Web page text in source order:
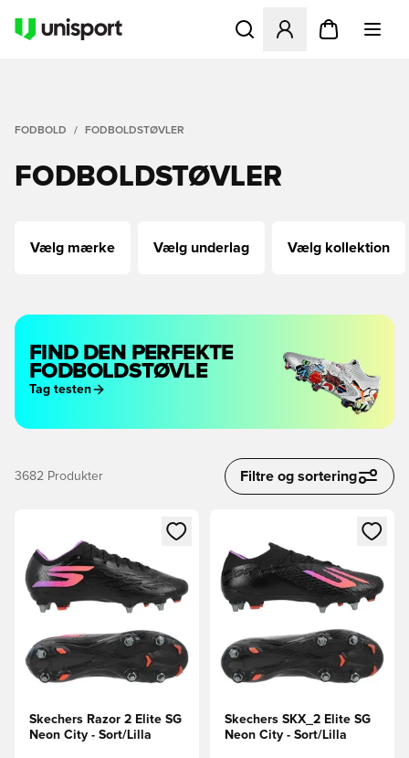
Åbner en Modal til at
FODBOLD FODBOLDSTØVLER
FODBOLDSTØVLER
Vælg mærke Vælg underlag Vælg kollektion
FIND DEN PERFEKTE
FODBOLDSTØVLE
Tag testen
3682 Produkter Filtre og sortering
Åbner en Modal til at logge ind eller tilmelde dig som
Skechers Razor 2 Elite SG
Neon City - Sort/Lilla
Åbner en Modal til at logge
Skechers SKX_2 Elite SG
Neon City - Sort/Lilla